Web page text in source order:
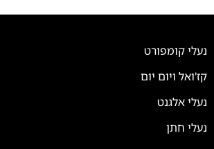
נעלי קומפורט
קז'ואל ויום יום
נעלי אלגנט
נעלי חתן